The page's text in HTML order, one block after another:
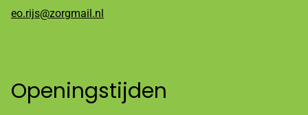
eo.rijs@zorgmail.nl
Openingstijden